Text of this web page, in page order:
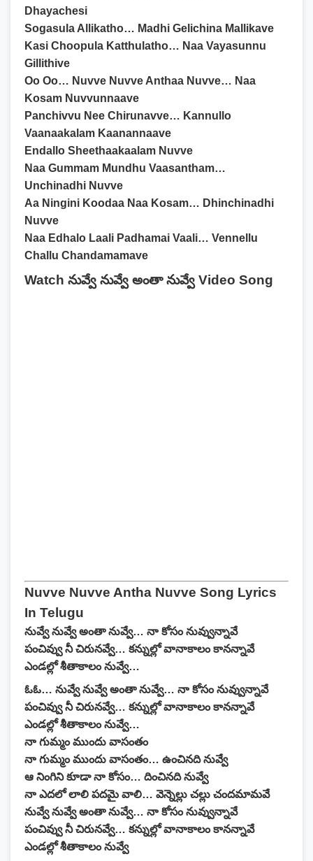
Dhayachesi
Sogasula Allikatho… Madhi Gelichina Mallikave
Kasi Choopula Katthulatho… Naa Vayasunnu
Gillithive
Oo Oo… Nuvve Nuvve Anthaa Nuvve… Naa
Kosam Nuvvunnaave
Panchivvu Nee Chirunavve… Kannullo
Vaanaakalam Kaanannaave
Endallo Sheethaakaalam Nuvve
Naa Gummam Mundhu Vaasantham…
Unchinadhi Nuvve
Aa Ningini Koodaa Naa Kosam… Dhinchinadhi
Nuvve
Naa Edhalo Laali Padhamai Vaali… Vennellu
Challu Chandamamave
Watch నువ్వే నువ్వే అంతా నువ్వే Video Song
Nuvve Nuvve Antha Nuvve Song Lyrics
In Telugu
నువ్వే నువ్వే అంతా నువ్వే… నా కోసం నువ్వున్నావే
పంచివ్వు నీ చిరునవ్వే… కన్నుల్లో వానాకాలం కానన్నావే
ఎండల్లో శీతాకాలం నువ్వే…
ఓఓ… నువ్వే నువ్వే అంతా నువ్వే… నా కోసం నువ్వున్నావే
పంచివ్వు నీ చిరునవ్వే… కన్నుల్లో వానాకాలం కానన్నావే
ఎండల్లో శీతాకాలం నువ్వే…
నా గుమ్మం ముందు వాసంతం
నా గుమ్మం ముందు వాసంతం… ఉంచినది నువ్వే
ఆ నింగిని కూడా నా కోసం… దించినది నువ్వే
నా ఎదలో లాలి పదమై వాలి… వెన్నెల్లు చల్లు చందమామవే
నువ్వే నువ్వే అంతా నువ్వే… నా కోసం నువ్వున్నావే
పంచివ్వు నీ చిరునవ్వే… కన్నుల్లో వానాకాలం కానన్నావే
ఎండల్లో శీతాకాలం నువ్వే